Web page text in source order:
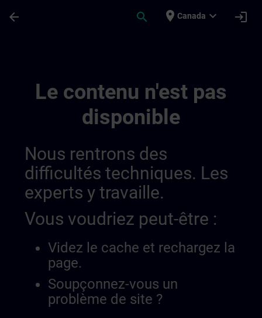
arrow_back search place Canada expand_more login
Le contenu n'est pas
disponible
Nous rentrons des
difficultés techniques. Les
experts y travaille.
Vous voudriez peut-être :
Videz le cache et rechargez la
page.
Soupçonnez-vous un
problème de site ?